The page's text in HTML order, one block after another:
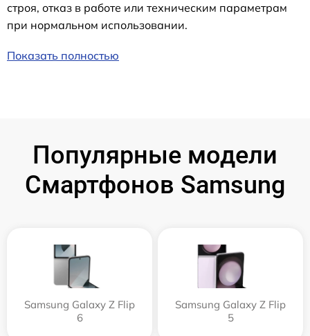
строя, отказ в работе или техническим параметрам
при нормальном использовании.
Показать полностью
Популярные модели
Смартфонов Samsung
Samsung Galaxy Z Flip
6
Samsung Galaxy Z Flip
5